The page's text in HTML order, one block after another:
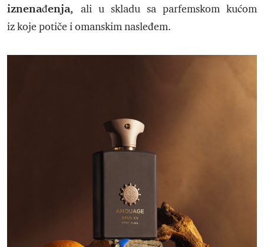
iznenađenja, ali u skladu sa parfemskom kućom
iz koje potiče i omanskim nasleđem.